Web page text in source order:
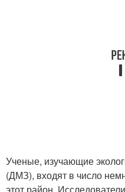
Ученые, изучающие
(ДМЗ), входят в число